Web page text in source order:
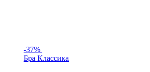
-37%
Бра Классика